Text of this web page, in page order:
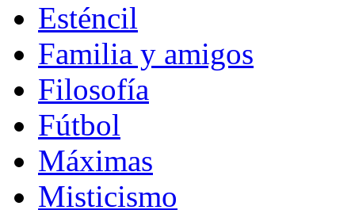
Esténcil
Familia y amigos
Filosofía
Fútbol
Máximas
Misticismo